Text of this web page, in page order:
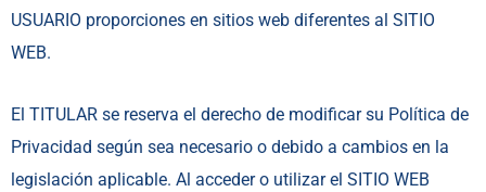
USUARIO proporciones en sitios web diferentes al SITIO
WEB.
El TITULAR se reserva el derecho de modificar su Política de
Privacidad según sea necesario o debido a cambios en la
legislación aplicable. Al acceder o utilizar el SITIO WEB